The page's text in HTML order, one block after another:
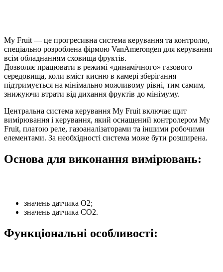
My Fruit — це прогресивна система керування та контролю,
спеціально розроблена фірмою VanAmerongen для керування
всім обладнанням сховища фруктів.
Дозволяє працювати в режимі «динамічного» газового
середовища, коли вміст кисню в камері зберігання
підтримується на мінімально можливому рівні, тим самим,
знижуючи втрати від дихання фруктів до мінімуму.
Центральна система керування My Fruit включає щит
вимірювання і керування, який оснащений контролером My
Fruit, платою реле, газоаналізаторами та іншими робочими
елементами. За необхідності система може бути розширена.
Основа для виконання вимірювань:
значень датчика O2;
значень датчика CO2.
Функціональні особливості: